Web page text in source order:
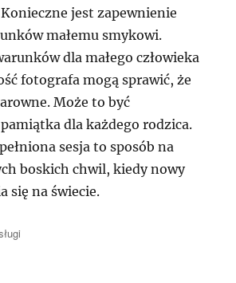
jest zapewnienie
małemu smykowi.
dla małego człowieka
fotografa mogą sprawić, że
Może to być
dla każdego rodzica.
sesja to sposób na
boskich chwil, kiedy nowy
się na świecie.